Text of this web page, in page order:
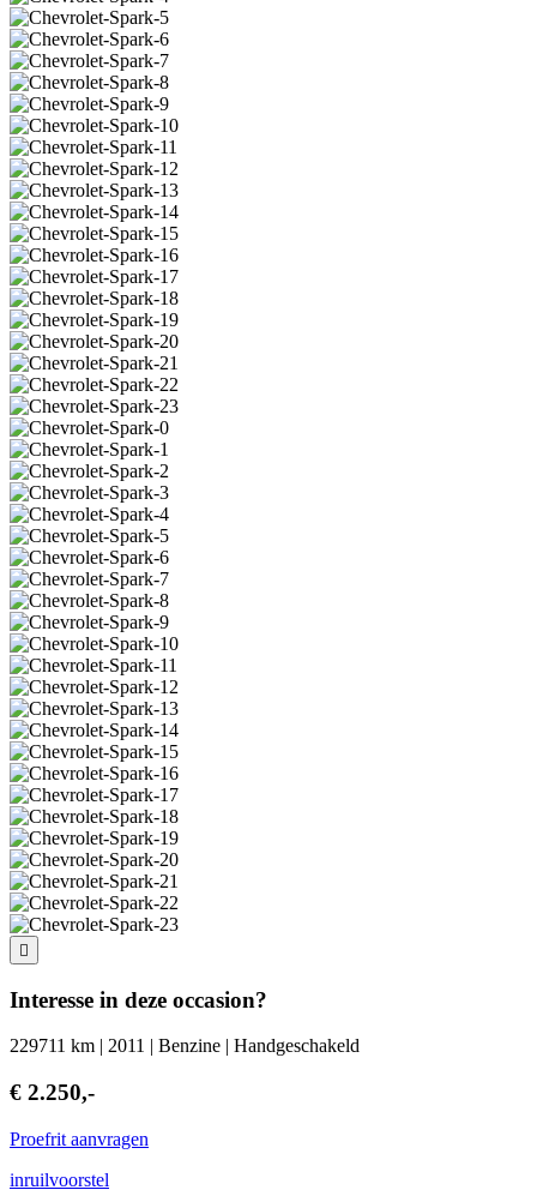
Interesse in deze occasion?
229711 km | 2011 | Benzine | Handgeschakeld
€ 2.250,-
Proefrit aanvragen
inruilvoorstel